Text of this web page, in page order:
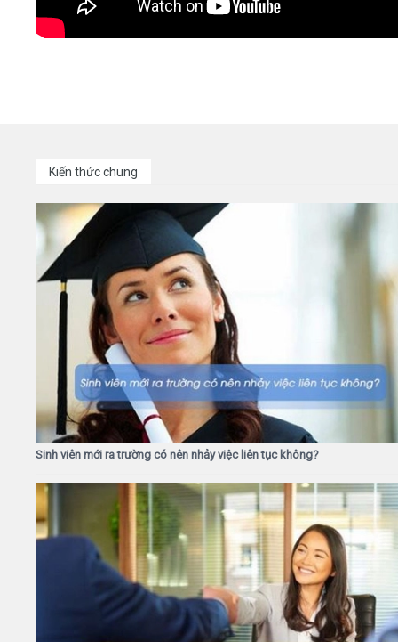
Kiến thức chung
Sinh viên mới ra trường có nên nhảy việc liên tục không?